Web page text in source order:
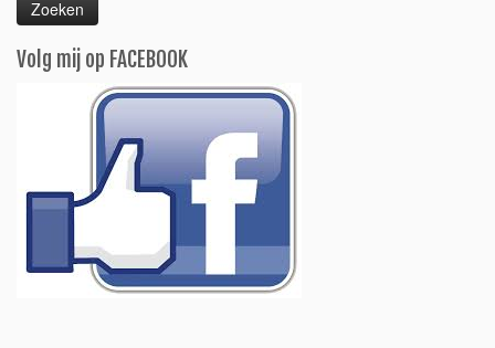
Volg mij op FACEBOOK